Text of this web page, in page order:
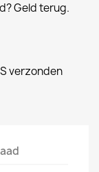
Geld terug.
verzonden